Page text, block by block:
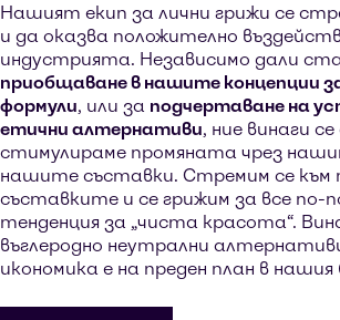
Нашият екип за лични грижи се
и да оказва положително
индустрията. Независимо дали
приобщаване в нашите концепции
формули, или за подчертаване на
етични алтернативи, ние винаги
стимулираме промяната чрез
нашите съставки. Стремим се към
съставките и се грижим за все по-
тенденция за „чиста красота“.
въглеродно неутрални
икономика е на преден план в нашия